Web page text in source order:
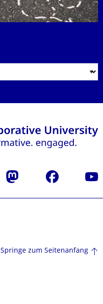
Mastodon Facebook
Springe zum Seitenanfang